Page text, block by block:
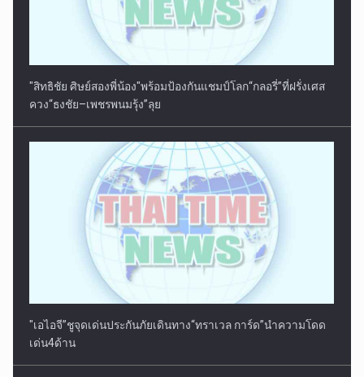
"สิทธิชัย ศิษย์สองพี่น้อง"พร้อมป้องกันแชมป์โลก“กลอรี่”ที่ฝรั่งเศส
"เอไอจี”ชูจุดเด่นประกันภัยเดินทาง“ทราเวล การ์ด”นำความโดด